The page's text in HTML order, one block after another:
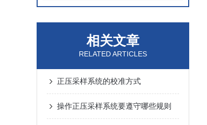
相关文章
RELATED ARTICLES
正压采样系统的校准方式
操作正压采样系统要遵守哪些规则